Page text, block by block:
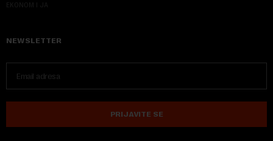
EKONOM I JA
NEWSLETTER
PRIJAVITE SE